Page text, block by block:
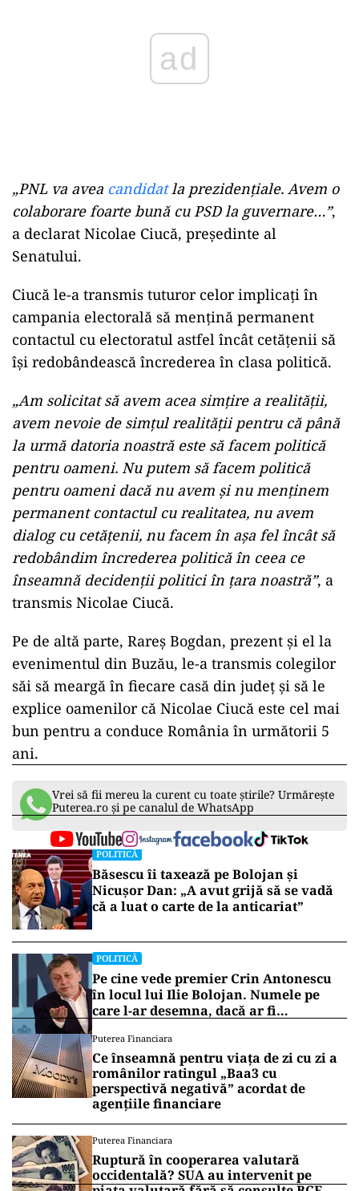
„PNL va avea candidatla prezidenţiale. Avem o
colaborare foarte bună cu PSD la guvernare…”,
a declarat Nicolae Ciucă, preşedinte al
Senatului.
Ciucă le-a transmis tuturor celor implicați în
campania electorală să menţină permanent
contactul cu electoratul astfel încât cetăţenii să
îşi redobândească încrederea în clasa politică.
„Am solicitat să avem acea simţire a realităţii,
avem nevoie de simţul realităţii pentru că până
la urmă datoria noastră este să facem politică
pentru oameni. Nu putem să facem politică
pentru oameni dacă nu avem şi nu menţinem
permanent contactul cu realitatea, nu avem
dialog cu cetăţenii, nu facem în aşa fel încât să
redobândim încrederea politică în ceea ce
înseamnă decidenţii politici în ţara noastră”, a
transmis Nicolae Ciucă.
Pe de altă parte, Rareș Bogdan, prezent și el la
evenimentul din Buzău, le-a transmis colegilor
săi să meargă în fiecare casă din județ și să le
explice oamenilor că Nicolae Ciucă este cel mai
bun pentru a conduce România în următorii 5
ani.
Vrei să fii mereu la curent cu toate știrile? Urmărește
Puterea.ro și pe canalul de WhatsApp
POLITICĂ
Băsescu îi taxează pe Bolojan și
Nicușor Dan: „A avut grijă să se vadă
că a luat o carte de la anticariat”
POLITICĂ
Pe cine vede premier Crin Antonescu
în locul lui Ilie Bolojan. Numele pe
care l-ar desemna, dacă ar fi
Puterea Financiara
Ce înseamnă pentru viața de zi cu zi a
românilor ratingul „Baa3 cu
perspectivă negativă” acordat de
agențiile financiare
Puterea Financiara
Ruptură în cooperarea valutară
occidentală? SUA au intervenit pe